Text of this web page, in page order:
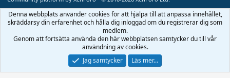
Denna webbplats använder cookies för att hjälpa till att anpassa innehållet,
skräddarsy din erfarenhet och hålla dig inloggad om du registrerar dig som
medlem.
Genom att fortsätta använda den här webbplatsen samtycker du till vår
användning av cookies.
Jag samtycker
Läs mer...